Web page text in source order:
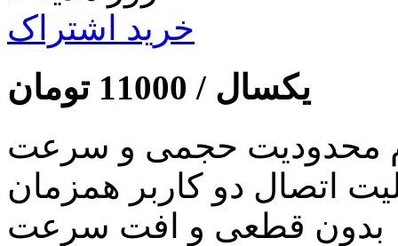
خرید اشتراک
یکسال / 11000 تومان
محدودیت حجمی و سرعت
اتصال دو کاربر همزمان
بدون قطعی و افت سرعت